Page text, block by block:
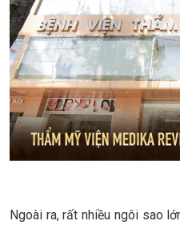
Ngoài ra, rất nhiều ngôi sao